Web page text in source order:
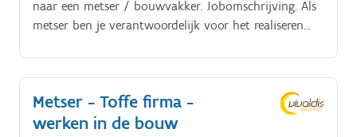
naar een metser / bouwvakker. Jobomschrijving. Als
metser ben je verantwoordelijk voor het realiseren
restauratieprojecten. Je zorgt ervoor dat stenen,
blokken en andere materialen nauwkeurig en
kwalitatief worden geplaatst, volledig volgens de
technische plannen en geldende
Metser - Toffe firma -
werken in de bouw